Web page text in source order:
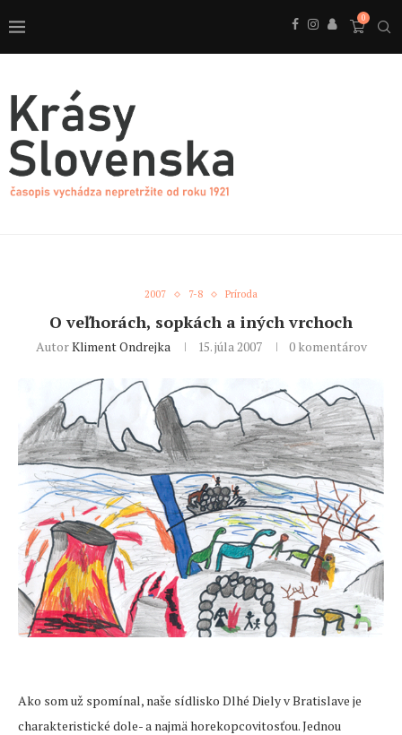
0
2007 7-8 Príroda
O veľhorách, sopkách a iných vrchoch
AutorKliment Ondrejka 15. júla 2007 0 komentárov
Ako som už spomínal, naše sídlisko Dlhé Diely v Bratislave je
charakteristické dole- a najmä horekopcovitosťou. Jednou